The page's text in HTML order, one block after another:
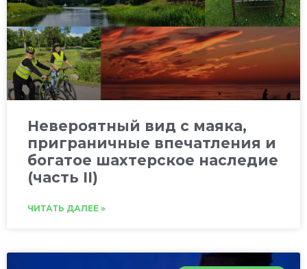
Невероятный вид с маяка,
приграничные впечатления и
богатое шахтерское наследие
(часть II)
ЧИТАТЬ ДАЛЕЕ »